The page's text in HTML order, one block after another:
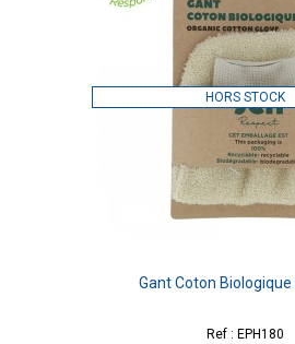
HORS STOCK
Gant Coton
Ref : EPH180